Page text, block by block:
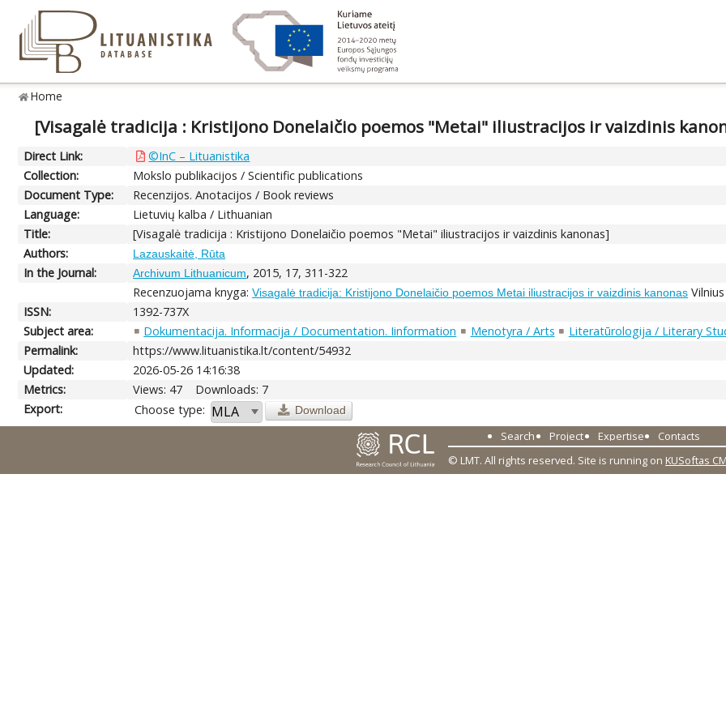
Home
[Visagalė tradicija : Kristijono Donelaičio poemos "Metai" iliustracijos ir vaizdinis
Direct Link:
©InC – Lituanistika
Collection:
Mokslo publikacijos / Scientific publications
Document Type:
Recenzijos. Anotacijos / Book reviews
Language:
Lietuvių kalba / Lithuanian
Title:
[Visagalė tradicija : Kristijono Donelaičio poemos "Metai" iliustracijos ir vaizdinis kanonas]
Authors:
Lazauskaitė, Rūta
In the Journal: Archivum Lithuanicum, 2015, 17, 311-322
Recenzuojama knyga:Visagalė tradicija: Kristijono Donelaičio poemos Metai iliustracijos ir vaizdinis kanonas
ISSN:
1392-737X
Subject area:
Dokumentacija. Informacija / Documentation. Iinformation Menotyra / Arts
Literatūrologija / Literary
Permalink:
https://www.lituanistika.lt/content/54932
Updated:
2026-05-26 14:16:38
Metrics:
Views: 47
Downloads: 7
Export:
Choose type: Download
Search Project Expertise
Contacts
© LMT. All rights reserved. Site is running on KUSoftas